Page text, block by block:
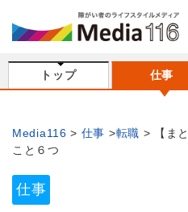
トップ 仕事
Media116 仕事 転職
【ま
こと６つ
仕事